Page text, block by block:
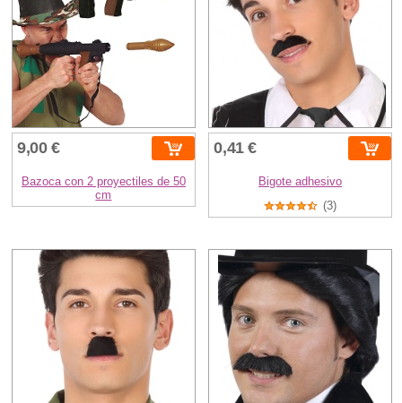
9,00 €
Bazoca con 2 proyectiles de 50
cm
0,41 €
Bigote adhesivo
(3)